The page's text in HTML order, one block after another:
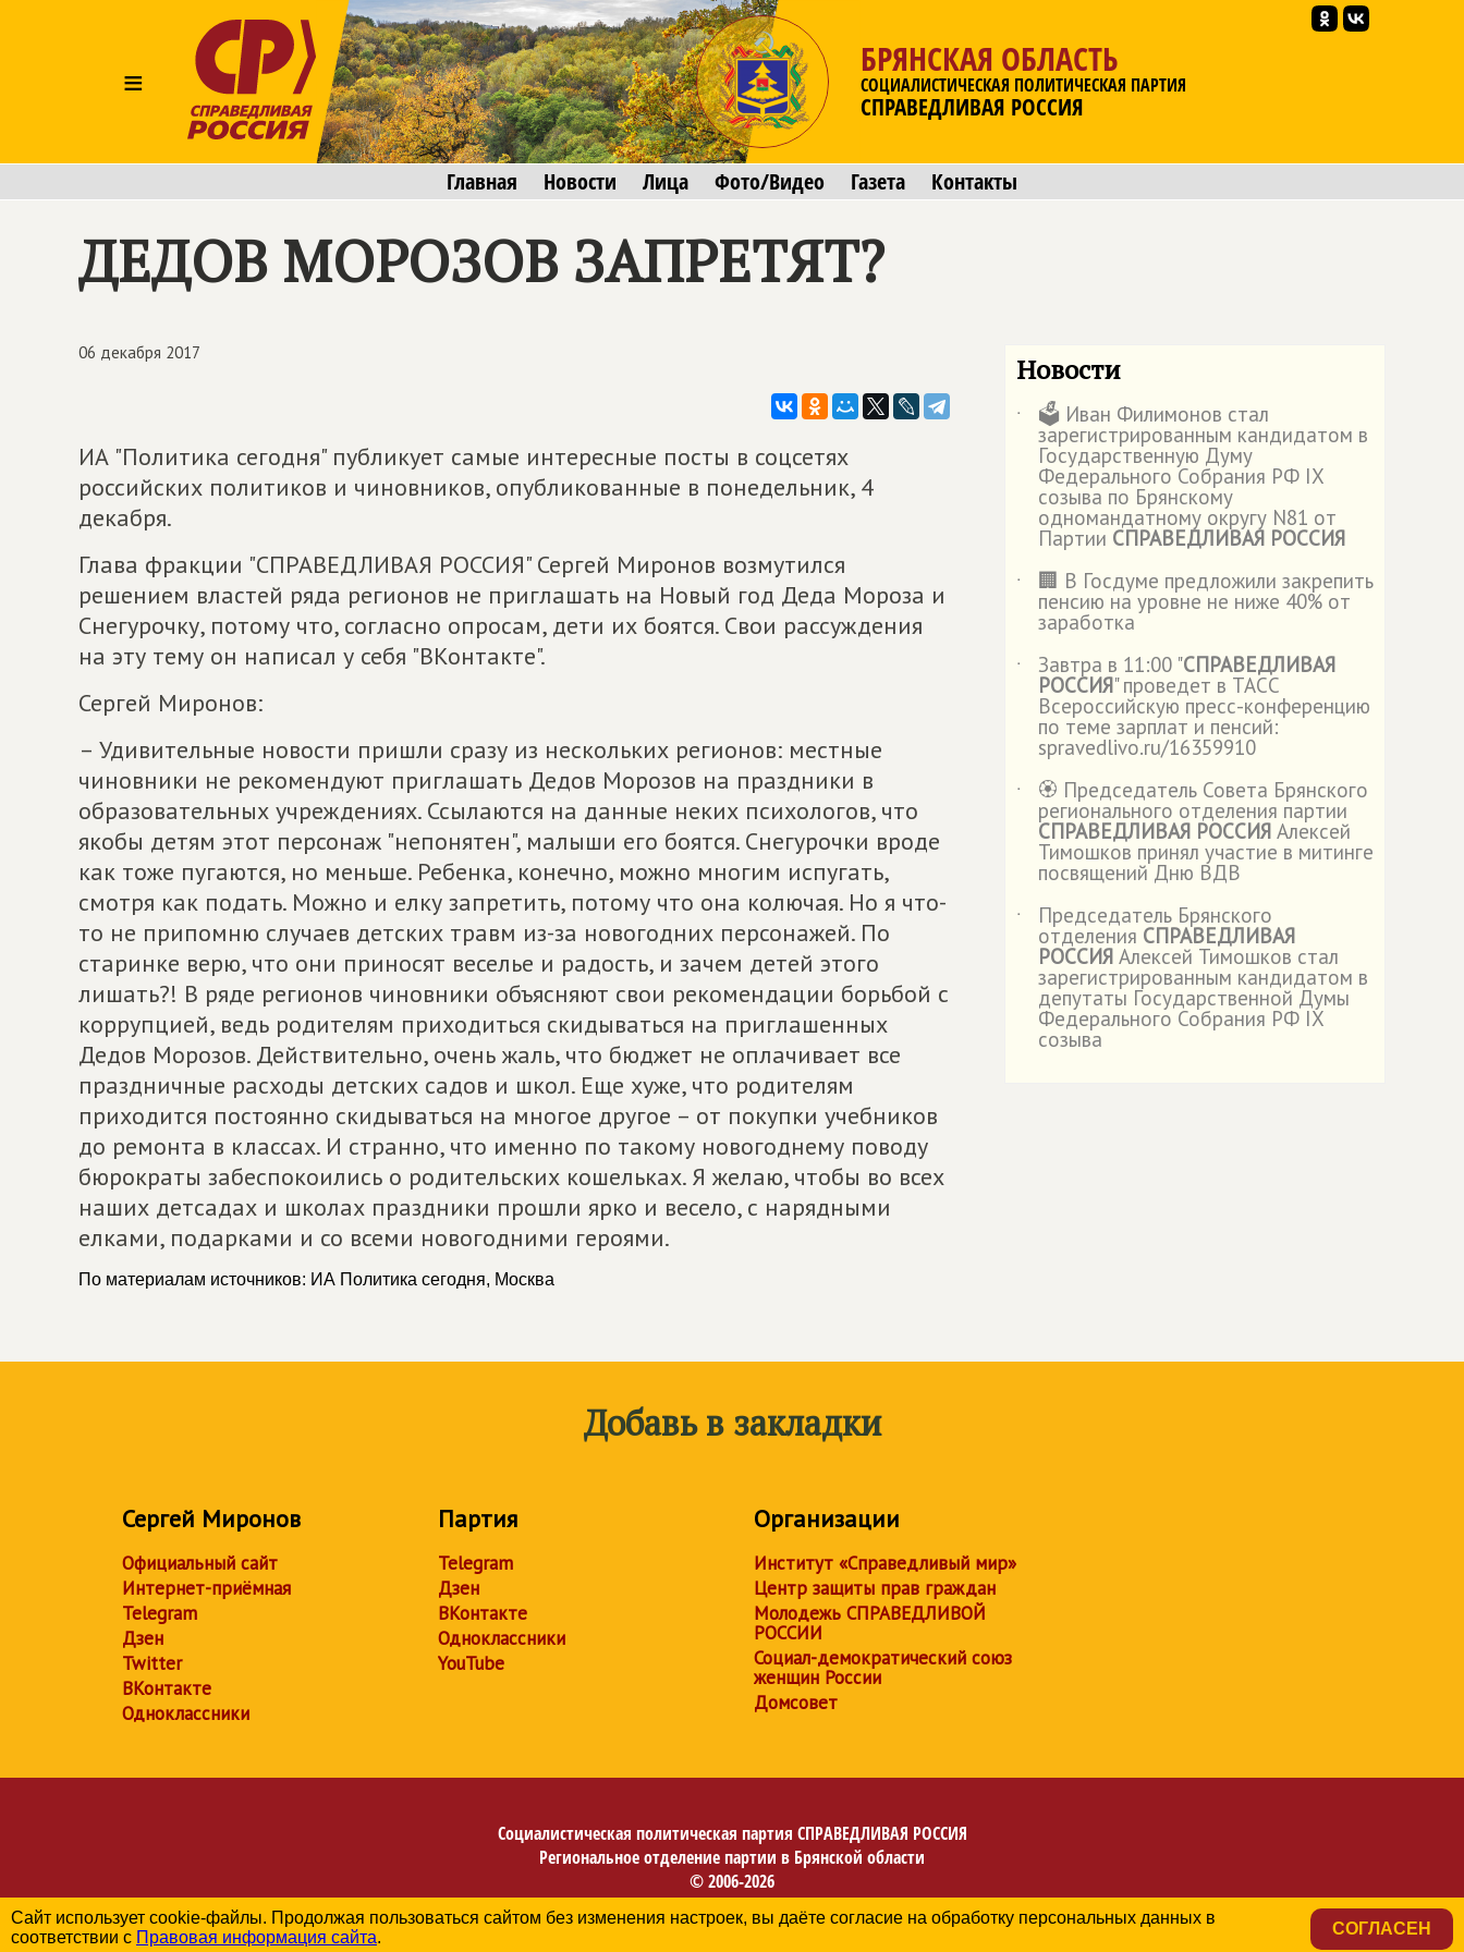
≡
БРЯНСКАЯ ОБЛАСТЬ
СОЦИАЛИСТИЧЕСКАЯ ПОЛИТИЧЕСКАЯ ПАРТИЯ
СПРАВЕДЛИВАЯ РОССИЯ
Главная Новости Лица Фото/Видео Газета Контакты
ДЕДОВ МОРОЗОВ ЗАПРЕТЯТ?
06 декабря 2017
ИА "Политика сегодня" публикует самые интересные посты в соцсетях
российских политиков и чиновников, опубликованные в понедельник, 4
декабря.
Глава фракции "СПРАВЕДЛИВАЯ РОССИЯ" Сергей Миронов возмутился
решением властей ряда регионов не приглашать на Новый год Деда Мороза и
Снегурочку, потому что, согласно опросам, дети их боятся. Свои рассуждения
на эту тему он написал у себя "ВКонтакте".
Сергей Миронов:
– Удивительные новости пришли сразу из нескольких регионов: местные
чиновники не рекомендуют приглашать Дедов Морозов на праздники в
образовательных учреждениях. Ссылаются на данные неких психологов, что
якобы детям этот персонаж "непонятен", малыши его боятся. Снегурочки вроде
как тоже пугаются, но меньше. Ребенка, конечно, можно многим испугать,
смотря как подать. Можно и елку запретить, потому что она колючая. Но я что-
то не припомню случаев детских травм из-за новогодних персонажей. По
старинке верю, что они приносят веселье и радость, и зачем детей этого
лишать?! В ряде регионов чиновники объясняют свои рекомендации борьбой с
коррупцией, ведь родителям приходиться скидываться на приглашенных
Дедов Морозов. Действительно, очень жаль, что бюджет не оплачивает все
праздничные расходы детских садов и школ. Еще хуже, что родителям
приходится постоянно скидываться на многое другое – от покупки учебников
до ремонта в классах. И странно, что именно по такому новогоднему поводу
бюрократы забеспокоились о родительских кошельках. Я желаю, чтобы во всех
наших детсадах и школах праздники прошли ярко и весело, с нарядными
елками, подарками и со всеми новогодними героями.
По материалам источников: ИА Политика сегодня, Москва
Новости
˙ 🗳️ Иван Филимонов стал
зарегистрированным кандидатом в
Государственную Думу
Федерального Собрания РФ IX
созыва по Брянскому
одномандатному округу N81 от
Партии СПРАВЕДЛИВАЯ РОССИЯ
˙
🏢 В Госдуме предложили закрепить
пенсию на уровне не ниже 40% от
заработка
˙
Завтра в 11:00 "СПРАВЕДЛИВАЯ
РОССИЯ" проведет в ТАСС
Всероссийскую пресс-конференцию
по теме зарплат и пенсий:
spravedlivo.ru/16359910
˙
🏵️ Председатель Совета Брянского
регионального отделения партии
СПРАВЕДЛИВАЯ РОССИЯ Алексей
Тимошков принял участие в митинге
посвящений Дню ВДВ
˙
Председатель Брянского
отделения СПРАВЕДЛИВАЯ
РОССИЯ Алексей Тимошков стал
зарегистрированным кандидатом в
депутаты Государственной Думы
Федерального Собрания РФ IX
созыва
Добавь в закладки
Сергей Миронов
Официальный сайт
Интернет-приёмная
Telegram
Дзен
Twitter
ВКонтакте
Одноклассники
Партия
Telegram
Дзен
ВКонтакте
Одноклассники
YouTube
Организации
Институт «Справедливый мир»
Центр защиты прав граждан
Молодежь СПРАВЕДЛИВОЙ
РОССИИ
Социал-демократический союз
женщин России
Домсовет
Социалистическая политическая партия СПРАВЕДЛИВАЯ РОССИЯ
Региональное отделение партии в Брянской области
© 2006-2026
Политика в отношении обработки персональных данных
Сайт использует cookie-файлы. Продолжая пользоваться сайтом без изменения настроек, вы даёте согласие на обработку персональных данных в
соответствии с Правовая информация сайта. СОГЛАСЕН